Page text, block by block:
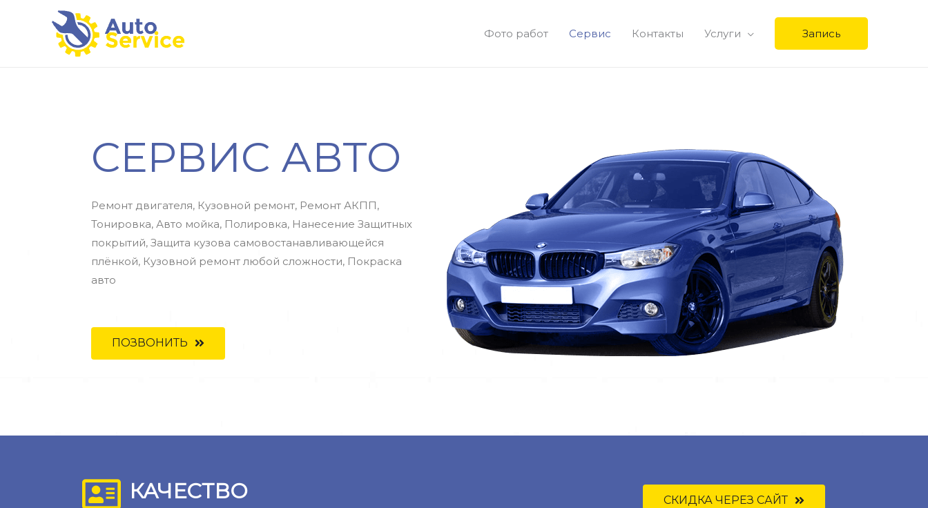
Фото работ Сервис Контакты Услуги Запись
СЕРВИС АВТО
Ремонт двигателя, Кузовной ремонт, Ремонт АКПП,
Тонировка, Авто мойка, Полировка, Нанесение Защитных
покрытий, Защита кузова самовостанавливающейся
плёнкой, Кузовной ремонт любой сложности, Покраска
авто
ПОЗВОНИТЬ
КАЧЕСТВО СКИДКА ЧЕРЕЗ САЙТ